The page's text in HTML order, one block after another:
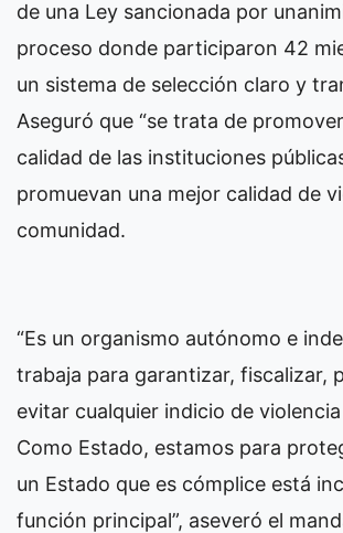
de una Ley sancionada por
proceso donde participaron 42
un sistema de selección claro y
Aseguró que “se trata de
calidad de las instituciones
promuevan una mejor calidad de
comunidad.
“Es un organismo autónomo e
trabaja para garantizar, fiscalizar,
evitar cualquier indicio de
Como Estado, estamos para
un Estado que es cómplice está
función principal”, aseveró el